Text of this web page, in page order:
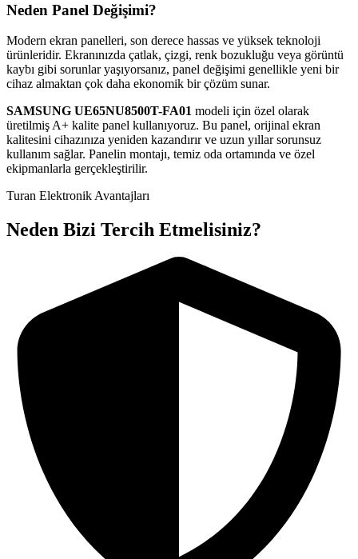
Neden Panel Değişimi?
Modern ekran panelleri, son derece hassas ve yüksek teknoloji
ürünleridir. Ekranınızda çatlak, çizgi, renk bozukluğu veya görüntü
kaybı gibi sorunlar yaşıyorsanız, panel değişimi genellikle yeni bir
cihaz almaktan çok daha ekonomik bir çözüm sunar.
SAMSUNG UE65NU8500T-FA01 modeli için özel olarak
üretilmiş A+ kalite panel kullanıyoruz. Bu panel, orijinal ekran
kalitesini cihazınıza yeniden kazandırır ve uzun yıllar sorunsuz
kullanım sağlar. Panelin montajı, temiz oda ortamında ve özel
ekipmanlarla gerçekleştirilir.
Turan Elektronik Avantajları
Neden Bizi Tercih Etmelisiniz?